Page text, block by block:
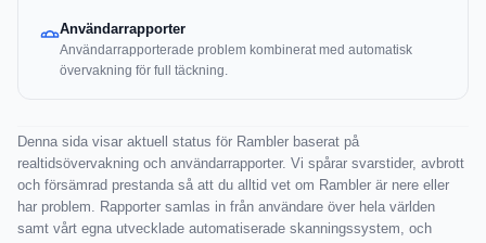
Användarrapporter
Användarrapporterade problem kombinerat med automatisk
övervakning för full täckning.
Denna sida visar aktuell status för Rambler baserat på
realtidsövervakning och användarrapporter. Vi spårar svarstider, avbrott
och försämrad prestanda så att du alltid vet om Rambler är nere eller
har problem. Rapporter samlas in från användare över hela världen
samt vårt egna utvecklade automatiserade skanningssystem, och